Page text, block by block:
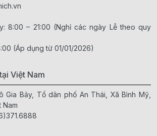
8:00 – 21:00 (Nghỉ các ngày Lễ theo quy
(Áp dụng từ 01/01/2026)
Việt Nam
Gia Bảy, Tổ dân phố An Thái, Xã Bình Mỹ,
Nam